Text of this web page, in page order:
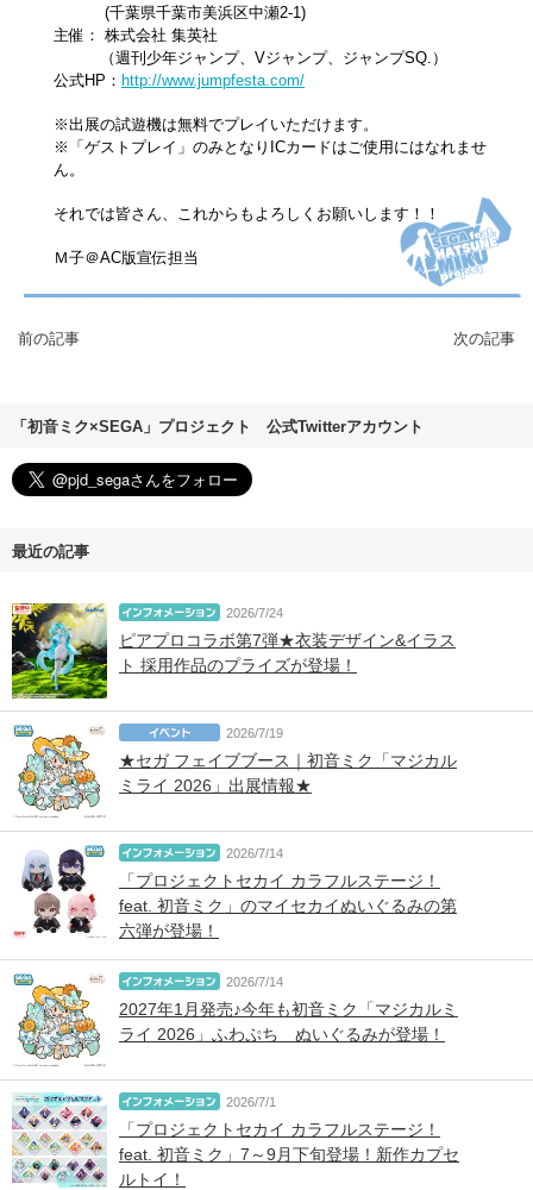
(千葉県千葉市美浜区中瀬2-1)
主催： 株式会社 集英社
（週刊少年ジャンプ、Vジャンプ、ジャンプSQ.）
公式HP： http://www.jumpfesta.com/
※出展の試遊機は無料でプレイいただけます。
※「ゲストプレイ」のみとなりICカードはご使用にはなれませ
ん。
それでは皆さん、これからもよろしくお願いします！！
Ｍ子＠AC版宣伝担当
前の記事 次の記事
「初音ミク×SEGA」プロジェクト 公式Twitterアカウント
最近の記事
2026/7/24
ピアプロコラボ第7弾★衣装デザイン&イラス
ト 採用作品のプライズが登場！
2026/7/19
★セガ フェイブブース｜初音ミク「マジカル
ミライ 2026」出展情報★
2026/7/14
「プロジェクトセカイ カラフルステージ！
feat. 初音ミク」のマイセカイぬいぐるみの第
六弾が登場！
2026/7/14
2027年1月発売♪今年も初音ミク「マジカルミ
ライ 2026」ふわぷち ぬいぐるみが登場！
2026/7/1
「プロジェクトセカイ カラフルステージ！
feat. 初音ミク」7～9月下旬登場！新作カプセ
ルトイ！